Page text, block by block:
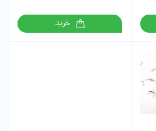
خرید